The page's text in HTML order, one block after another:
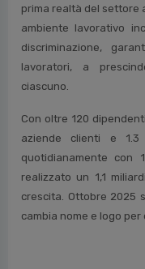
prima realtà del settore
ambiente lavorativo
discriminazione,
lavoratori, a
ciascuno.
Con oltre 120
aziende clienti e 1.3
quotidianamente con
realizzato un 1,1
crescita. Ottobre 2025
cambia nome e logo per